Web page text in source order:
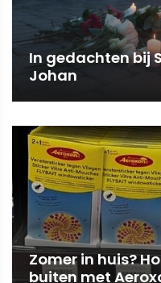
In gedachten bij
Johan
Zomer in huis?
buiten met